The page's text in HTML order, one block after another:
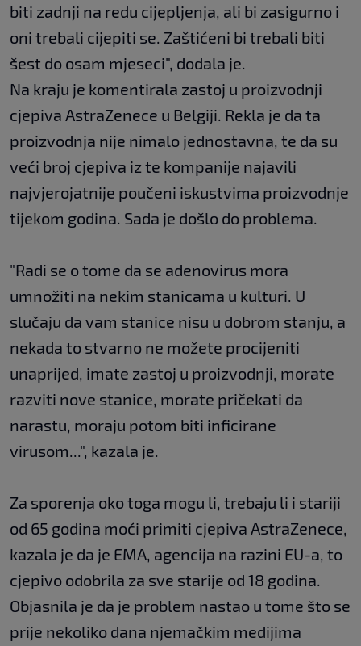
biti zadnji na redu cijepljenja, ali bi zasigurno i
oni trebali cijepiti se. Zaštićeni bi trebali biti
šest do osam mjeseci", dodala je.
Na kraju je komentirala zastoj u proizvodnji
cjepiva AstraZenece u Belgiji. Rekla je da ta
proizvodnja nije nimalo jednostavna, te da su
veći broj cjepiva iz te kompanije najavili
najvjerojatnije poučeni iskustvima proizvodnje
tijekom godina. Sada je došlo do problema.
"Radi se o tome da se adenovirus mora
umnožiti na nekim stanicama u kulturi. U
slučaju da vam stanice nisu u dobrom stanju, a
nekada to stvarno ne možete procijeniti
unaprijed, imate zastoj u proizvodnji, morate
razviti nove stanice, morate pričekati da
narastu, moraju potom biti inficirane
virusom...", kazala je.
Za sporenja oko toga mogu li, trebaju li i stariji
od 65 godina moći primiti cjepiva AstraZenece,
kazala je da je EMA, agencija na razini EU-a, to
cjepivo odobrila za sve starije od 18 godina.
Objasnila je da je problem nastao u tome što se
prije nekoliko dana njemačkim medijima